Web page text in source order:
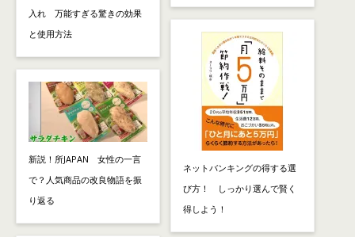
入れ 万能すぎる驚きの効果
と使用方法
新説！所JAPAN 女性の一言
で？人気商品の改良物語を振
り返る
ネットバンキングの得する選
び方！ しっかり選んで賢く
得しよう！